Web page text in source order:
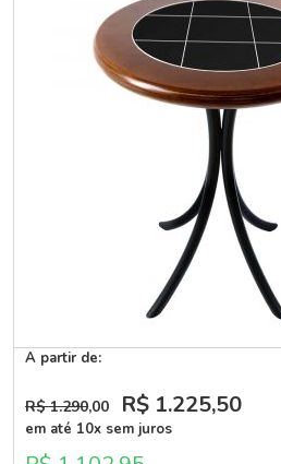
A partir de:
R$ 1.290,00 R$ 1.225,50
em até 10x sem juros